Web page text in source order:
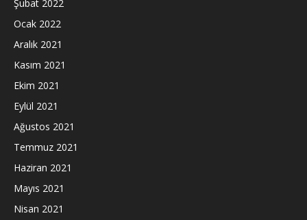
Şubat 2022
Ocak 2022
Aralık 2021
Kasım 2021
Ekim 2021
Eylül 2021
Ağustos 2021
Temmuz 2021
Haziran 2021
Mayıs 2021
Nisan 2021